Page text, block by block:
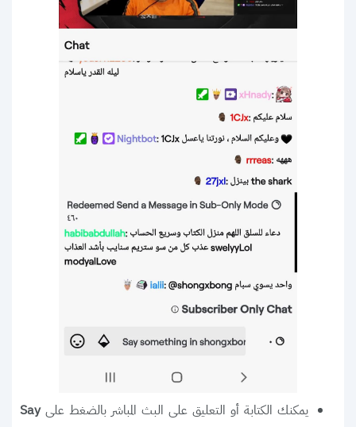
يمكنك الكتابة أو التعليق على البث المباشر بالضغط علىSay